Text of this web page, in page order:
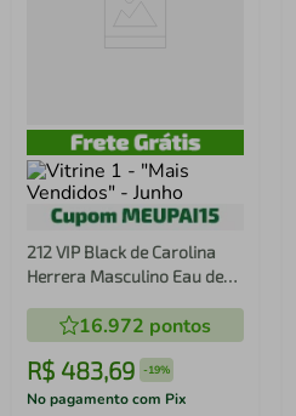
212 VIP Black de Carolina
Herrera Masculino Eau de
16.972 pontos
R$ 483,69 -19%
No pagamento com Pix